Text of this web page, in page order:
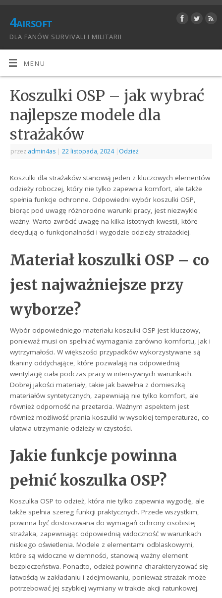
4airsoft
DLA FANÓW SURVIVALI I MILITARII
MENU
Koszulki OSP – jak wybrać
najlepsze modele dla
strażaków
przez admin4as | 22 listopada, 2024 | Odzież
Koszulki dla strażaków stanowią jeden z kluczowych elementów
odzieży roboczej, który nie tylko zapewnia komfort, ale także
spełnia funkcje ochronne. Odpowiedni wybór koszulki OSP,
biorąc pod uwagę różnorodne warunki pracy, jest niezwykle
ważny. Warto zwrócić uwagę na kilka istotnych kwestii, które
decydują o funkcjonalności i wygodzie odzieży strażackiej.
Materiał koszulki OSP – co
jest najważniejsze przy
wyborze?
Wybór odpowiedniego materiału koszulki OSP jest kluczowy,
ponieważ musi on spełniać wymagania zarówno komfortu, jak i
wytrzymałości. W większości przypadków wykorzystywane są
tkaniny oddychające, które pozwalają na odpowiednią
wentylację ciała podczas pracy w intensywnych warunkach.
Dobrej jakości materiały, takie jak bawełna z domieszką
materiałów syntetycznych, zapewniają nie tylko komfort, ale
również odporność na przetarcia. Ważnym aspektem jest
również możliwość prania koszulki w wysokiej temperaturze, co
ułatwia utrzymanie odzieży w czystości.
Jakie funkcje powinna
pełnić koszulka OSP?
Koszulka OSP to odzież, która nie tylko zapewnia wygodę, ale
także spełnia szereg funkcji praktycznych. Przede wszystkim,
powinna być dostosowana do wymagań ochrony osobistej
strażaka, zapewniając odpowiednią widoczność w warunkach
niskiego oświetlenia. Modele z elementami odblaskowymi,
które są widoczne w ciemności, stanowią ważny element
bezpieczeństwa. Ponadto, odzież powinna charakteryzować się
łatwością w zakładaniu i zdejmowaniu, ponieważ strażak może
potrzebować jej szybkiej wymiany w trakcie akcji ratunkowej.